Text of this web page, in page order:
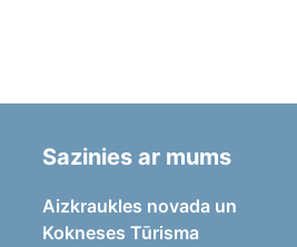
Sazinies ar mums
Aizkraukles novada un
Kokneses Tūrisma